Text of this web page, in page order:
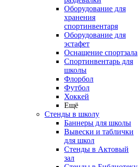
Оборудование для
хранения
спортинвентаря
Оборудование для
эстафет
Оснащение спортзала
Спортинвентарь для
школы
Флорбол
Футбол
Хоккей
Ещё
Стенды в школу
Баннеры для школы
Вывески и таблички
для школ
Стенды в Актовый
зал